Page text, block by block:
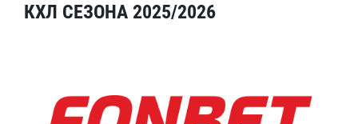
КХЛ СЕЗОНА 2025/2026